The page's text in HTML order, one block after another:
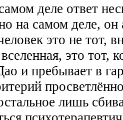
деле ответ
на самом деле,
это не тот,
это тот,
и пребывает в
лишь